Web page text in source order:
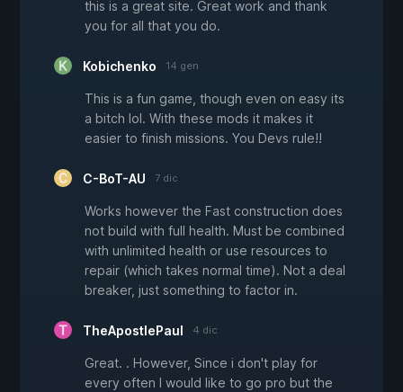
this is a great site. Great work and thank
you for all that you do.
Kobichenko 14 gen
This is a fun game, though even on easy its
a bitch lol. With these mods it makes it
easier to finish missions. You Devs rule!!
C-BoT-AU 7 dic
Works however the Fast construction does
not build with full health. Must be combined
with unlimited health or use resources to
repair (which takes normal time). Not a deal
breaker, just something to factor in.
TheApostlePaul 4 dic
Great. . However, Since i don't play for
every often I would like to go pro but the